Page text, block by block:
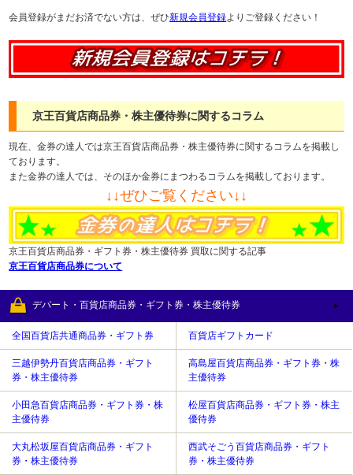
会員登録がまだお済でない方は、ぜひ新規会員登録よりご登録ください！
京王百貨店商品券・株主優待券に関するコラム
現在、金券の達人では京王百貨店商品券・株主優待券に関するコラムを掲載し
ております。
また金券の達人では、そのほか金券にまつわるコラムを掲載しております。
↓↓ぜひご覧ください↓↓
京王百貨店商品券・ギフト券・株主優待券 買取に関する記事
京王百貨店商品券について
デパート・百貨店商品券・ギフト券・株主優待券
全国百貨店共通商品券・ギフト券 百貨店ギフトカード
三越伊勢丹百貨店商品券・ギフト
券・株主優待券
高島屋百貨店商品券・ギフト券・株
主優待券
小田急百貨店商品券・ギフト券・株
主優待券
松屋百貨店商品券・ギフト券・株主
優待券
大丸松坂屋百貨店商品券・ギフト
券・株主優待券
西武そごう百貨店商品券・ギフト
券・株主優待券